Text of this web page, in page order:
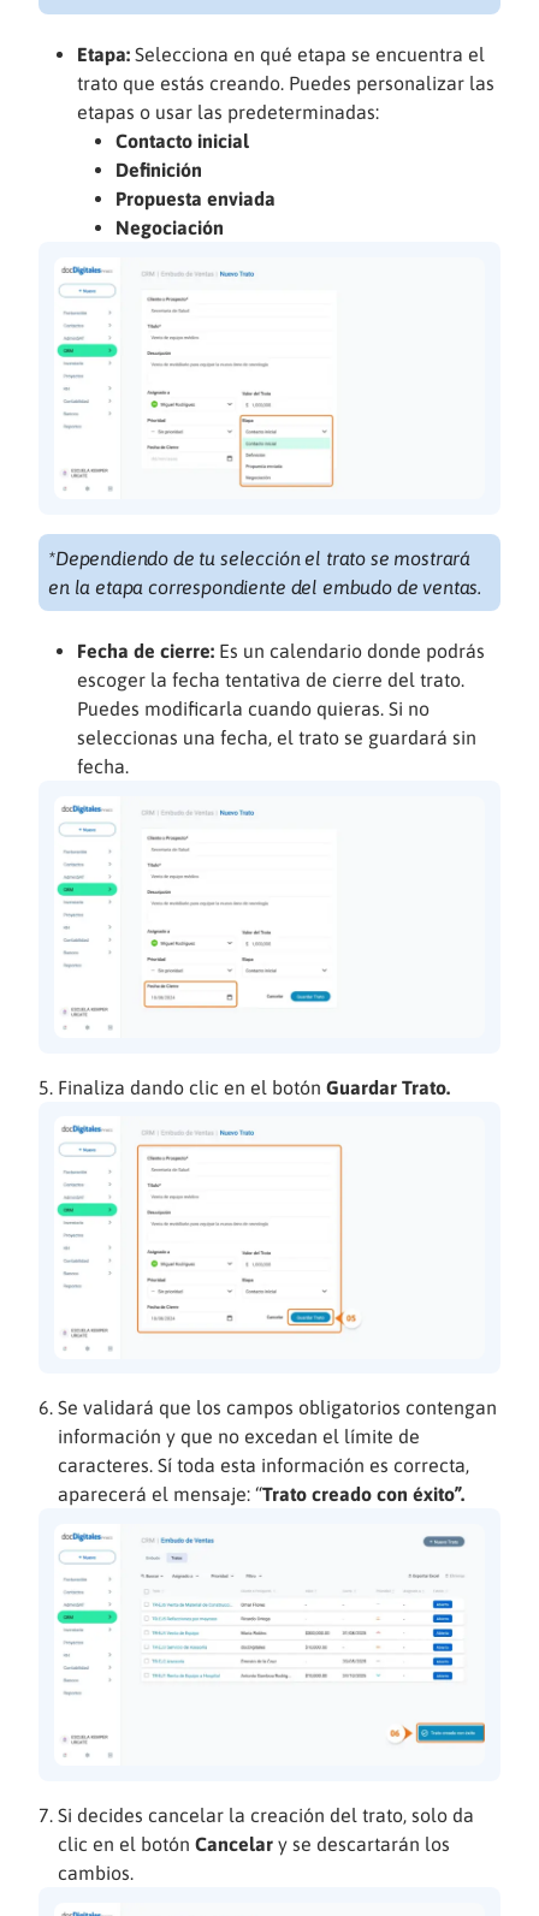
Etapa: Selecciona en qué etapa se encuentra el
trato que estás creando. Puedes personalizar las
etapas o usar las predeterminadas:
Contacto inicial
Definición
Propuesta enviada
Negociación
*Dependiendo de tu selección el trato se mostrará
en la etapa correspondiente del embudo de ventas.
Fecha de cierre: Es un calendario donde podrás
escoger la fecha tentativa de cierre del trato.
Puedes modificarla cuando quieras. Si no
seleccionas una fecha, el trato se guardará sin
fecha.
Finaliza dando clic en el botón Guardar Trato.
Se validará que los campos obligatorios contengan
información y que no excedan el límite de
caracteres. Sí toda esta información es correcta,
aparecerá el mensaje: “Trato creado con éxito”.
Si decides cancelar la creación del trato, solo da
clic en el botón Cancelar y se descartarán los
cambios.